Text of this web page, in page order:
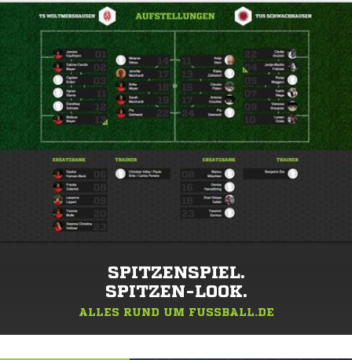
SPITZENSPIEL.
SPITZEN-LOOK.
ALLES RUND UM FUSSBALL.DE